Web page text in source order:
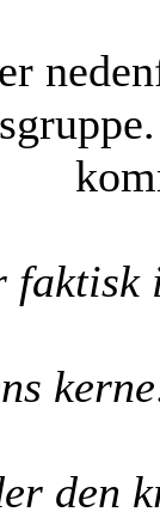
faktisk
den